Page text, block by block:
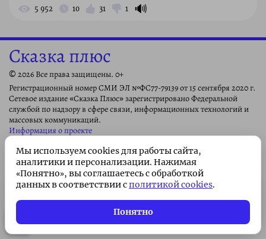
5 952 10 31 1 🔊
Сказка плюс
© 2026 Все права защищены. 0+
Регистрационный номер СМИ ЭЛ №ФС77-79139 от 15 сентября 2020 г.
Сетевое издание «Сказка Плюс» зарегистрировано Федеральной
службой по надзору в сфере связи, информационных технологий и
массовых коммуникаций.
Информация о проекте
Свидетельство о публикации
Соглашение об использовании авторских произведений
Как написать сказку?
Поддержка проекта
Условия распространения и копирования
Пользовательское соглашение
Мы используем cookies для работы сайта,
аналитики и персонализации. Нажимая
«Понятно», вы соглашаетесь с обработкой
данных в соответствии сполитикой cookies.
Понятно